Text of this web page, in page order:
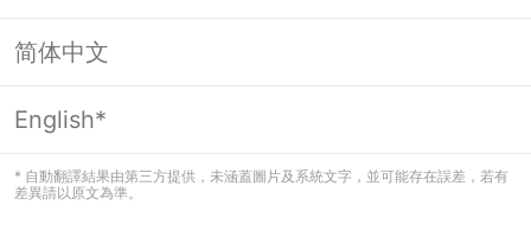
简体中文
English*
* 自動翻譯結果由第三方提供，未涵蓋圖片及系統文字，並可能存在誤差，若有
差異請以原文為準。